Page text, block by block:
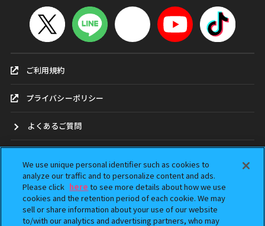
ご利用規約
プライバシーポリシー
よくあるご質問
ガシャポンどこ？
アンケート
We use unique personal identifier such as cookies to
analyze our traffic and to personalize content and ads.
Please click here to see more details about how we use
cookies and the retention period of each cookie. We may
sell or share information about your use of our website
to/with our analytics and advertising partners, who may